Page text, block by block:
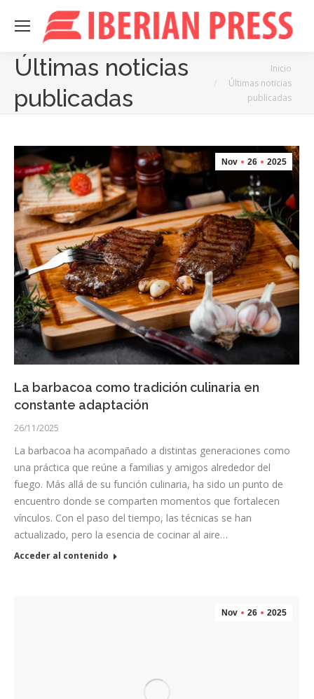
Últimas noticias
publicadas
Inicio
Últimas noticias
publicadas
Nov 26 2025
La barbacoa como tradición culinaria en
constante adaptación
26/11/2025
La barbacoa ha acompañado a distintas generaciones como
una práctica que reúne a familias y amigos alrededor del
fuego. Más allá de su función culinaria, ha sido un punto de
encuentro donde se comparten momentos que fortalecen
vínculos. Con el paso del tiempo, las técnicas se han
actualizado, pero la esencia de cocinar al aire…
Acceder al contenido
Nov 26 2025